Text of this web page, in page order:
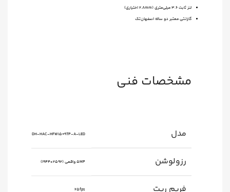
لنز ثابت ۳.۶ میلی‌متری (۲.۸mm اختیاری)
گارانتی معتبر دو ساله اصفهان‌تک
مشخصات فنی
مدل DH-HAC-HFW1509TP-A-LED
رزولوشن 5MP واقعی (2592×1944)
فریم ریت 25fps